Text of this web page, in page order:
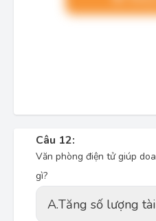
Câu 12:
Văn phòng điện tử giúp
gì?
A.Tăng số lượng